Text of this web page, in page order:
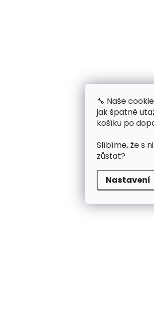
🔧 Naše
jak špatně
košíku po
Slíbíme, že s
zůstat?
Nastavení